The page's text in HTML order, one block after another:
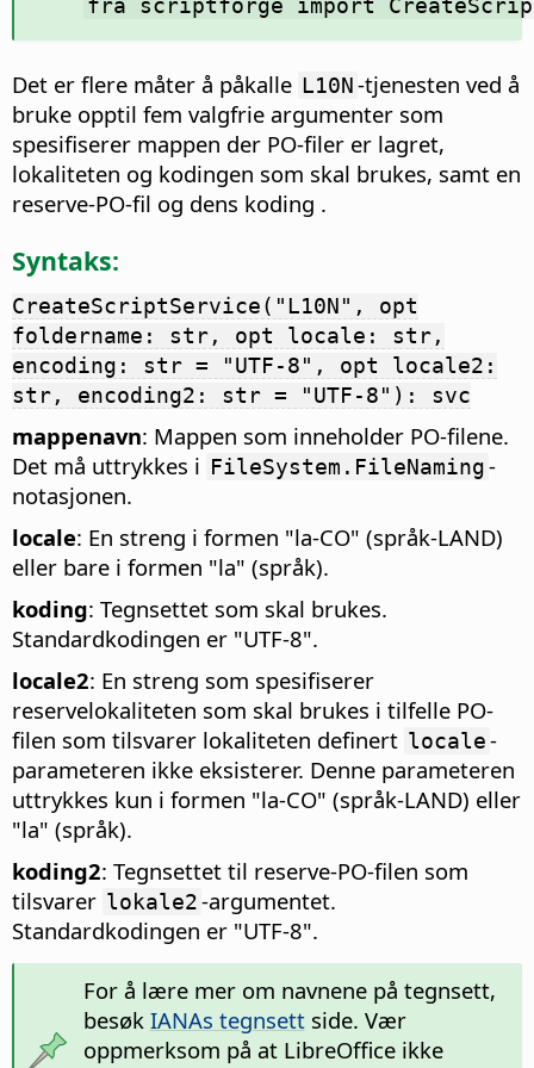
Det er flere måter å påkalle L10N-tjenesten ved å
bruke opptil fem valgfrie argumenter som
spesifiserer mappen der PO-filer er lagret,
lokaliteten og kodingen som skal brukes, samt en
reserve-PO-fil og dens koding .
Syntaks:
CreateScriptService("L10N", opt
foldername: str, opt locale: str,
encoding: str = "UTF-8", opt locale2:
str, encoding2: str = "UTF-8"): svc
mappenavn: Mappen som inneholder PO-filene.
Det må uttrykkes i FileSystem.FileNaming-
notasjonen.
locale: En streng i formen "la-CO" (språk-LAND)
eller bare i formen "la" (språk).
koding: Tegnsettet som skal brukes.
Standardkodingen er "UTF-8".
locale2: En streng som spesifiserer
reservelokaliteten som skal brukes i tilfelle PO-
filen som tilsvarer lokaliteten definert locale-
parameteren ikke eksisterer. Denne parameteren
uttrykkes kun i formen "la-CO" (språk-LAND) eller
"la" (språk).
koding2: Tegnsettet til reserve-PO-filen som
tilsvarer lokale2-argumentet.
Standardkodingen er "UTF-8".
For å lære mer om navnene på tegnsett,
besøk IANAs tegnsettside. Vær
oppmerksom på at LibreOffice ikke